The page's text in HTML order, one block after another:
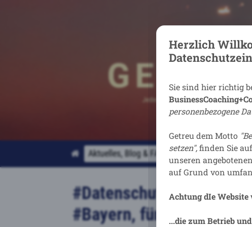
Aktuelles, Blog & FAQ Datenschutz-
#Datenschutz
#Bayern, für deren
Herzlich
Sie sind hier richtig
personenbezogene
Getreu dem Motto
setzen",finden Sie
unseren angebotenen
auf Grund von
Achtung dIe Website
...die zum Betrieb